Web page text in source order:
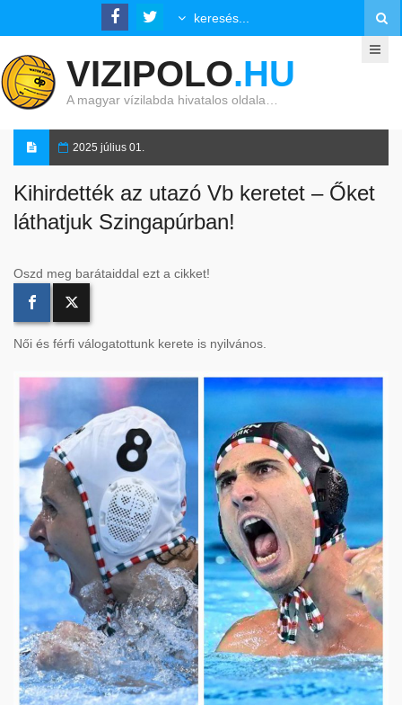
VIZIPOLO.HU
A magyar vízilabda hivatalos oldala…
2025 július 01.
Kihirdették az utazó Vb keretet – Őket
láthatjuk Szingapúrban!
Oszd meg barátaiddal ezt a cikket!
Női és férfi válogatottunk kerete is nyilvános.